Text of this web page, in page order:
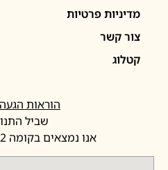
פרטיות
קשר
הוראות הגעה למפעל
שביל התנופה 3
אנו נמצאים בקומה 2, דלת מצד ימין.